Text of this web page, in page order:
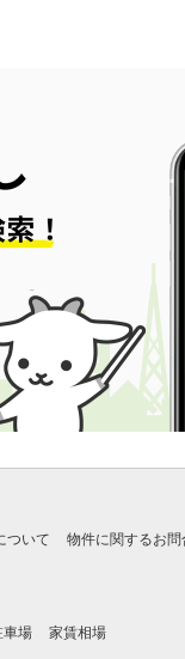
ついて 物件に関するお
車場 家賃相場